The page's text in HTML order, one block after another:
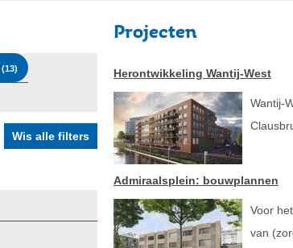
Projecten
Herontwikkeling Wantij-West
Wantij-
Admiraalsplein: bouwplannen
Voor
van
(13)